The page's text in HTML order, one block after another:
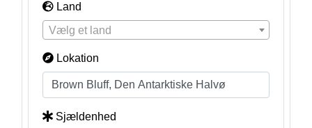
Land
Vælg et land
Lokation
Sjældenhed